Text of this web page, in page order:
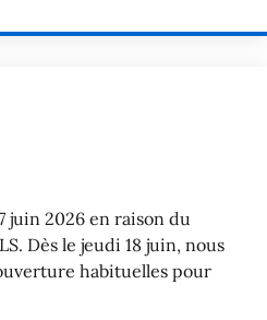
juin 2026 en raison du
Dès le jeudi 18 juin, nous
habituelles pour